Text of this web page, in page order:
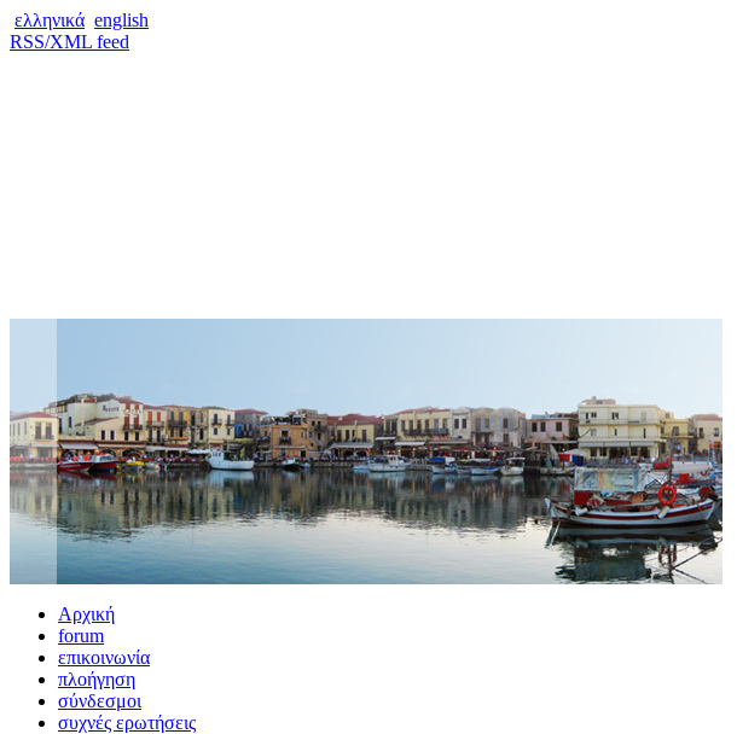
ελληνικά english
RSS/XML feed
Αρχική
forum
επικοινωνία
πλοήγηση
σύνδεσμοι
συχνές ερωτήσεις